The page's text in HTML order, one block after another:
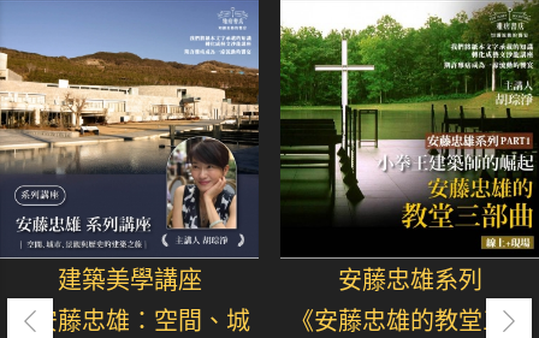
建築美學講座
《安藤忠雄：空間、城
安藤忠雄系列
《安藤忠雄的教堂三部